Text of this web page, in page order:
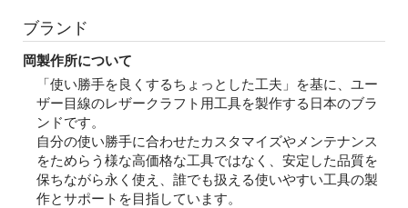
ブランド
岡製作所について
「使い勝手を良くするちょっとした工夫」を基に、ユー
ザー目線のレザークラフト用工具を製作する日本のブラ
ンドです。
自分の使い勝手に合わせたカスタマイズやメンテナンス
をためらう様な高価格な工具ではなく、安定した品質を
保ちながら永く使え、誰でも扱える使いやすい工具の製
作とサポートを目指しています。